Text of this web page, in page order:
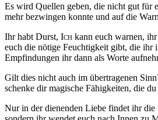
Es wird Quellen geben, die nicht gut für
mehr bezwingen konnte und auf die
Ihr habt Durst, Ich kann euch warnen,
euch die nötige Feuchtigkeit gibt, die ihr
Empfindungen ihr dann als Worte
Gilt dies nicht auch im übertragenen
schenke dir magische Fähigkeiten, die
Nur in der dienenden Liebe findet ihr